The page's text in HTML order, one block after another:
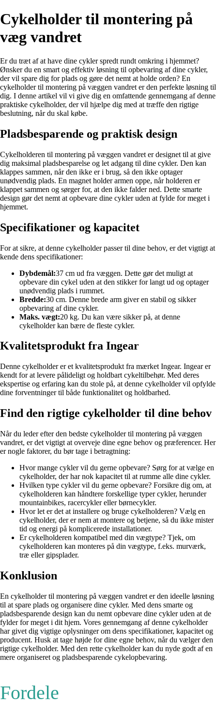
Cykelholder til montering på
væg vandret
Er du træt af at have dine cykler spredt rundt omkring i hjemmet?
Ønsker du en smart og effektiv løsning til opbevaring af dine cykler,
der vil spare dig for plads og gøre det nemt at holde orden? En
cykelholder til montering på væggen vandret er den perfekte løsning til
dig. I denne artikel vil vi give dig en omfattende gennemgang af denne
praktiske cykelholder, der vil hjælpe dig med at træffe den rigtige
beslutning, når du skal købe.
Pladsbesparende og praktisk design
Cykelholderen til montering på væggen vandret er designet til at give
dig maksimal pladsbesparelse og let adgang til dine cykler. Den kan
klappes sammen, når den ikke er i brug, så den ikke optager
unødvendig plads. En magnet holder armen oppe, når holderen er
klappet sammen og sørger for, at den ikke falder ned. Dette smarte
design gør det nemt at opbevare dine cykler uden at fylde for meget i
hjemmet.
Specifikationer og kapacitet
For at sikre, at denne cykelholder passer til dine behov, er det vigtigt at
kende dens specifikationer:
Dybdemål:37 cm ud fra væggen. Dette gør det muligt at
opbevare din cykel uden at den stikker for langt ud og optager
unødvendig plads i rummet.
Bredde:30 cm. Denne brede arm giver en stabil og sikker
opbevaring af dine cykler.
Maks. vægt:20 kg. Du kan være sikker på, at denne
cykelholder kan bære de fleste cykler.
Kvalitetsprodukt fra Ingear
Denne cykelholder er et kvalitetsprodukt fra mærket Ingear. Ingear er
kendt for at levere pålideligt og holdbart cykeltilbehør. Med deres
ekspertise og erfaring kan du stole på, at denne cykelholder vil opfylde
dine forventninger til både funktionalitet og holdbarhed.
Find den rigtige cykelholder til dine behov
Når du leder efter den bedste cykelholder til montering på væggen
vandret, er det vigtigt at overveje dine egne behov og præferencer. Her
er nogle faktorer, du bør tage i betragtning:
Hvor mange cykler vil du gerne opbevare? Sørg for at vælge en
cykelholder, der har nok kapacitet til at rumme alle dine cykler.
Hvilken type cykler vil du gerne opbevare? Forsikre dig om, at
cykelholderen kan håndtere forskellige typer cykler, herunder
mountainbikes, racercykler eller børnecykler.
Hvor let er det at installere og bruge cykelholderen? Vælg en
cykelholder, der er nem at montere og betjene, så du ikke mister
tid og energi på komplicerede installationer.
Er cykelholderen kompatibel med din vægtype? Tjek, om
cykelholderen kan monteres på din vægtype, f.eks. murværk,
træ eller gipsplader.
Konklusion
En cykelholder til montering på væggen vandret er den ideelle løsning
til at spare plads og organisere dine cykler. Med dens smarte og
pladsbesparende design kan du nemt opbevare dine cykler uden at de
fylder for meget i dit hjem. Vores gennemgang af denne cykelholder
har givet dig vigtige oplysninger om dens specifikationer, kapacitet og
producent. Husk at tage højde for dine egne behov, når du vælger den
rigtige cykelholder. Med den rette cykelholder kan du nyde godt af en
mere organiseret og pladsbesparende cykelopbevaring.
Fordele